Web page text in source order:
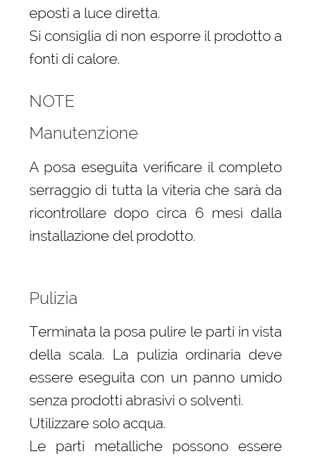
eposti a luce diretta.
Si consiglia di non esporre il prodotto a
fonti di calore.
NOTE
Manutenzione
A posa eseguita verificare il completo
serraggio di tutta la viteria che sarà da
ricontrollare dopo circa 6 mesi dalla
installazione del prodotto.
Pulizia
Terminata la posa pulire le parti in vista
della scala. La pulizia ordinaria deve
essere eseguita con un panno umido
senza prodotti abrasivi o solventi.
Utilizzare solo acqua.
Le parti metalliche possono essere